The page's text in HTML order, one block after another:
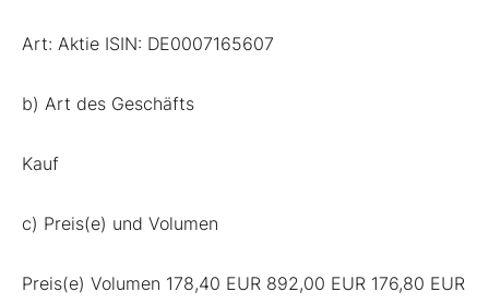
Art: Aktie ISIN: DE0007165607
b) Art des Geschäfts
Kauf
c) Preis(e) und Volumen
Preis(e) Volumen 178,40 EUR 892,00 EUR 176,80 EUR